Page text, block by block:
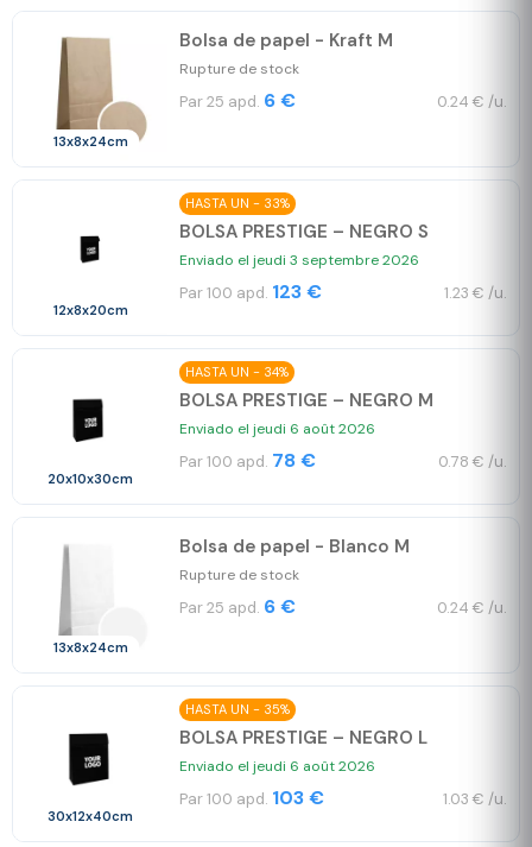
13x8x24cm
Bolsa de papel - Kraft M
Rupture de stock
Par 25 apd. 6 € 0.24 € /u.
12x8x20cm
HASTA UN - 33%
BOLSA PRESTIGE – NEGRO S
Enviado el jeudi 3 septembre 2026
Par 100 apd. 123 € 1.23 € /u.
20x10x30cm
HASTA UN - 34%
BOLSA PRESTIGE – NEGRO M
Enviado el jeudi 6 août 2026
Par 100 apd. 78 € 0.78 € /u.
13x8x24cm
Bolsa de papel - Blanco M
Rupture de stock
Par 25 apd. 6 € 0.24 € /u.
30x12x40cm
HASTA UN - 35%
BOLSA PRESTIGE – NEGRO L
Enviado el jeudi 6 août 2026
Par 100 apd. 103 € 1.03 € /u.